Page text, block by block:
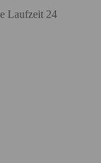
Laufzeit 24